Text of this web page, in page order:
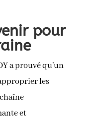
pour
a prouvé qu’un
les
et